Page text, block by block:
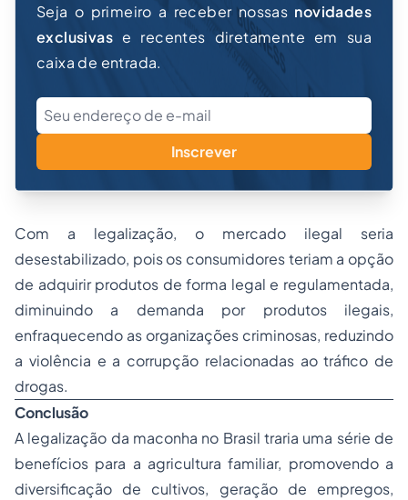
Seja o primeiro a receber nossas novidades
exclusivas e recentes diretamente em sua
caixa de entrada.
Inscrever
Com a legalização, o mercado ilegal seria
desestabilizado, pois os consumidores teriam a opção
de adquirir produtos de forma legal e regulamentada,
diminuindo a demanda por produtos ilegais,
enfraquecendo as organizações criminosas, reduzindo
a violência e a corrupção relacionadas ao tráfico de
drogas.
Conclusão
A legalização da maconha no Brasil traria uma série de
benefícios para a agricultura familiar, promovendo a
diversificação de cultivos, geração de empregos,